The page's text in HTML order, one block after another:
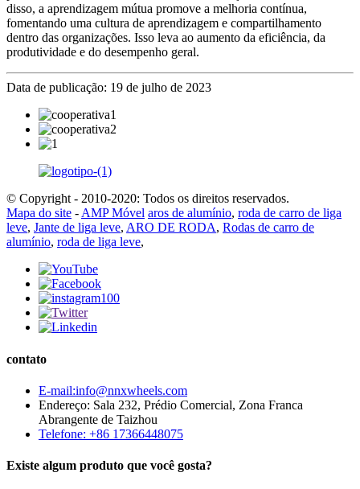
disso, a aprendizagem mútua promove a melhoria contínua,
fomentando uma cultura de aprendizagem e compartilhamento
dentro das organizações. Isso leva ao aumento da eficiência, da
produtividade e do desempenho geral.
Data de publicação: 19 de julho de 2023
© Copyright - 2010-2020: Todos os direitos reservados.
Mapa do site -AMP Móvel aros de alumínio, roda de carro de liga
leve, Jante de liga leve, ARO DE RODA, Rodas de carro de
alumínio, roda de liga leve,
contato
E-mail:info@nnxwheels.com
Endereço: Sala 232, Prédio Comercial, Zona Franca
Abrangente de Taizhou
Telefone: +86 17366448075
Existe algum produto que você gosta?